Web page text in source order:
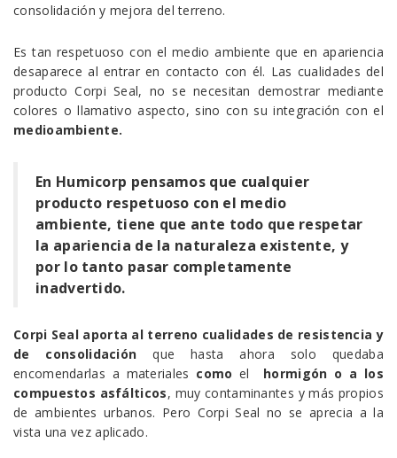
consolidación y mejora del terreno.
Es tan respetuoso con el medio ambiente que en apariencia
desaparece al entrar en contacto con él. Las cualidades del
producto Corpi Seal, no se necesitan demostrar mediante
colores o llamativo aspecto, sino con su integración con el
medioambiente.
En Humicorp pensamos que cualquier
producto respetuoso con el medio
ambiente, tiene que ante todo que respetar
la apariencia de la naturaleza existente, y
por lo tanto pasar completamente
inadvertido.
Corpi Seal aporta al terreno cualidades de resistencia y
de consolidación que hasta ahora solo quedaba
encomendarlas a materiales comoel
hormigón o a los
compuestos asfálticos, muy contaminantes y más propios
de ambientes urbanos. Pero Corpi Seal no se aprecia a la
vista una vez aplicado.